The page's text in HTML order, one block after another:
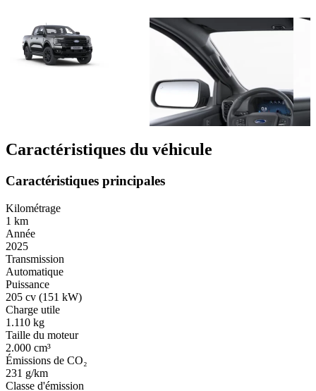
Caractéristiques du véhicule
Caractéristiques principales
Kilométrage
1 km
Année
2025
Transmission
Automatique
Puissance
205 cv (151 kW)
Charge utile
1.110 kg
Taille du moteur
2.000 cm³
Émissions de CO₂
231 g/km
Classe d'émission